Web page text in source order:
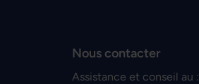
Nous contacter
Assistance et conseil au :